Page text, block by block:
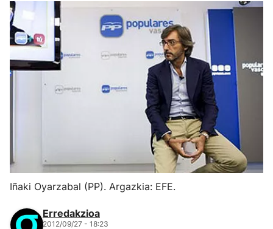
Iñaki Oyarzabal (PP). Argazkia: EFE.
Erredakzioa
2012/09/27 - 18:23